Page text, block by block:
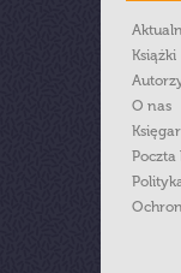
Książki
O nas
Poczta